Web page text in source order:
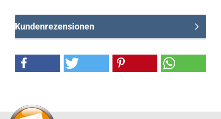
Kundenrezensionen